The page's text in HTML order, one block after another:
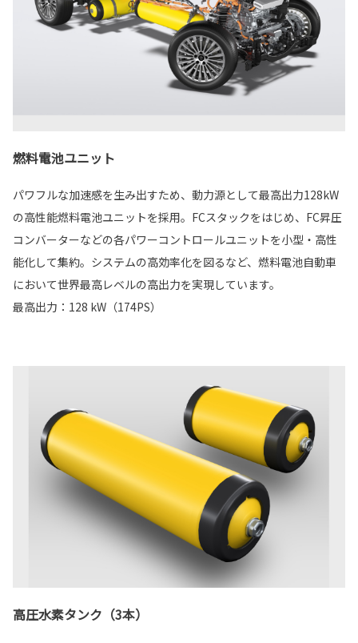
燃料電池ユニット
パワフルな加速感を生み出すため、動力源として最高出力128kW
の高性能燃料電池ユニットを採用。FCスタックをはじめ、FC昇圧
コンバーターなどの各パワーコントロールユニットを小型・高性
能化して集約。システムの高効率化を図るなど、燃料電池自動車
において世界最高レベルの高出力を実現しています。
最高出力：128 kW（174PS）
高圧水素タンク（3本）